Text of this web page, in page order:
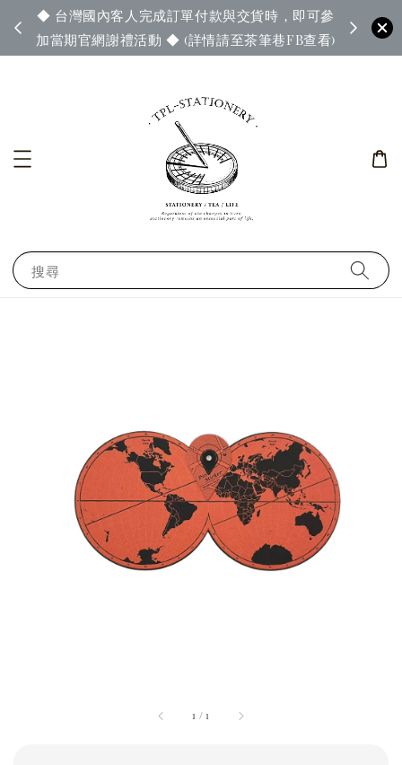
◆ 台灣國內客人完成訂單付款與交貨時，即可參
加當期官網謝禮活動 ◆ (詳情請至茶筆巷FB查看)
◆ 官
搜尋
1 /1